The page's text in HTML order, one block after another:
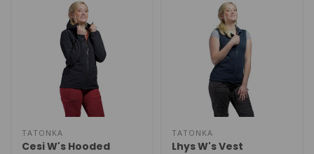
TATONKA
Cesi W's Hooded
TATONKA
Lhys W's Vest